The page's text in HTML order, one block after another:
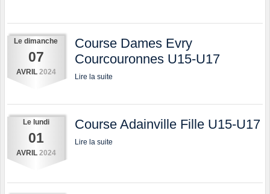
Le dimanche
07
AVRIL 2024
Course Dames Evry
Courcouronnes U15-U17
Lire la suite
Le lundi
01
AVRIL 2024
Course Adainville Fille U15-U17
Lire la suite